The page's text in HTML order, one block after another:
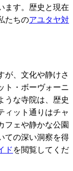
ます。歴史と現在
たちのアユタヤ対
が、文化や静けさ
ト・ボーヴォーニ
うな寺院は、歴史
ィット通りはチャ
フェや静かな公園
ての深い洞察を得
ド を閲覧してくだ